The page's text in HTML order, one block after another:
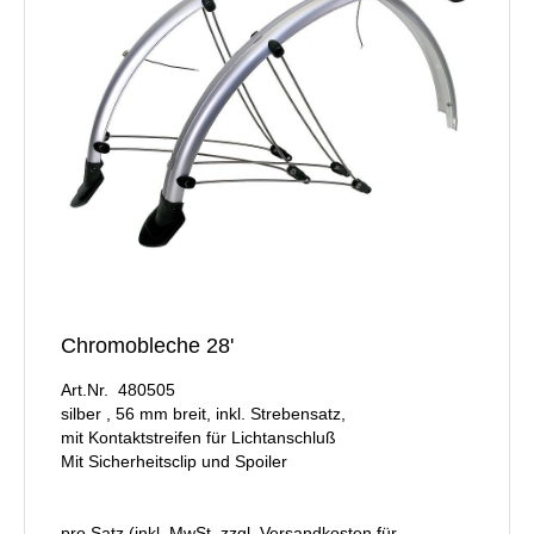
Chromobleche 28'
Art.Nr. 480505
silber , 56 mm breit, inkl. Strebensatz,
mit Kontaktstreifen für Lichtanschluß
Mit Sicherheitsclip und Spoiler